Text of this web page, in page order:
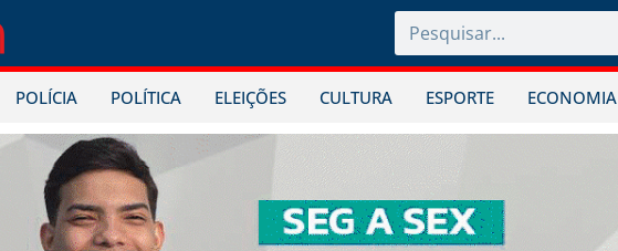
POLÍCIA POLÍTICA ELEIÇÕES CULTURA ESPORTE ECONOMIA